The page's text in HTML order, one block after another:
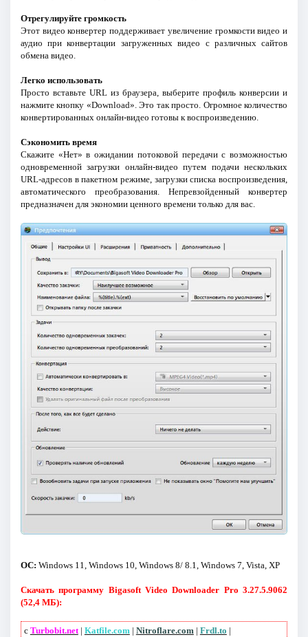
Отрегулируйте громкость
Этот видео конвертер поддерживает увеличение громкости видео и
аудио при конвертации загруженных видео с различных сайтов
обмена видео.
Легко использовать
Просто вставьте URL из браузера, выберите профиль конверсии и
нажмите кнопку «Download». Это так просто. Огромное количество
конвертированных онлайн-видео готовы к воспроизведению.
Сэкономить время
Скажите «Нет» в ожидании потоковой передачи с возможностью
одновременной загрузки онлайн-видео путем подачи нескольких
URL-адресов в пакетном режиме, загрузки списка воспроизведения,
автоматического преобразования. Непревзойденный конвертер
предназначен для экономии ценного времени только для вас.
ОС: Windows 11, Windows 10, Windows 8/ 8.1, Windows 7, Vista, XP
Скачать программу Bigasoft Video Downloader Pro 3.27.5.9062
(52,4 МБ):
с Turbobit.net| Katfile.com | Nitroflare.com | Frdl.to |